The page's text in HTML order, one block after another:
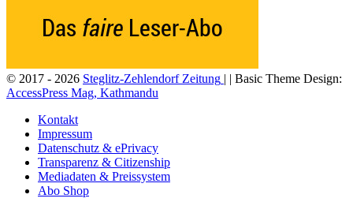
© 2017 - 2026 Steglitz-Zehlendorf Zeitung
| | Basic Theme Design:
AccessPress Mag, Kathmandu
Kontakt
Impressum
Datenschutz & ePrivacy
Transparenz & Citizenship
Mediadaten & Preissystem
Abo Shop